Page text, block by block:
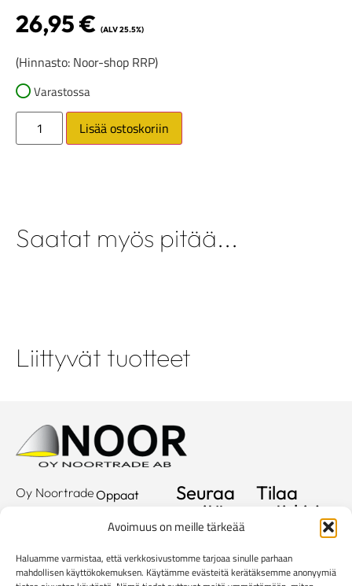
Avoimuus on meille tärkeää
Haluamme varmistaa, että verkkosivustomme tarjoaa sinulle parhaan
mahdollisen käyttökokemuksen. Käytämme evästeitä kerätäksemme anonyymiä
26,95€ (ALV 25.5%)
(Hinnasto: Noor-shop RRP)
Varastossa
Lisää ostoskoriin
Saatat myös pitää...
Liittyvät tuotteet
Oy Noortrade
Hallimestarinkatu
20780
Oppaat
Kuvastot
Showroom
Seuraa
meitä
Tilaa
uutiskirje